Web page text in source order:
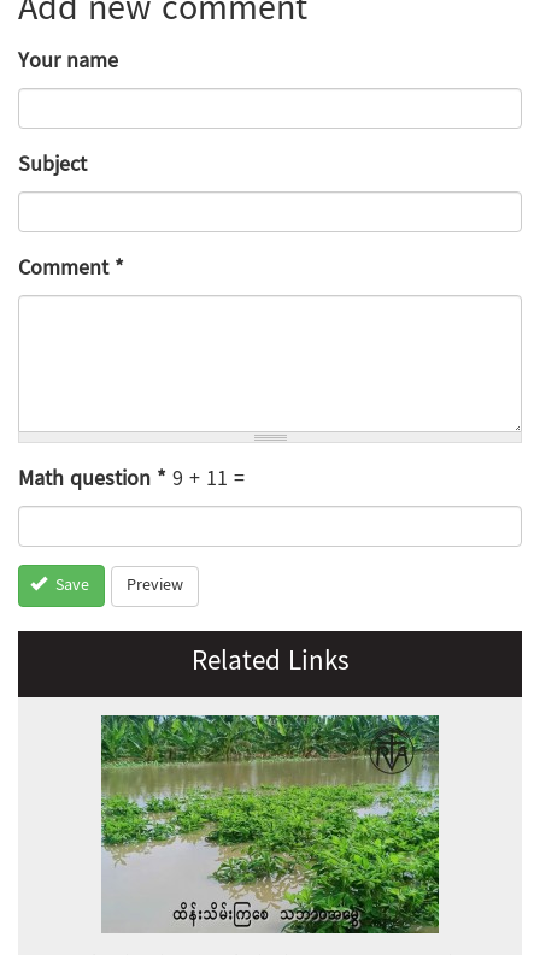
Your name
Subject
Comment*
Math question*9 + 11 =
Save Preview
Related Links